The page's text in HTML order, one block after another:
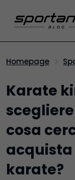
Homepage
Karate
cosa
karate?